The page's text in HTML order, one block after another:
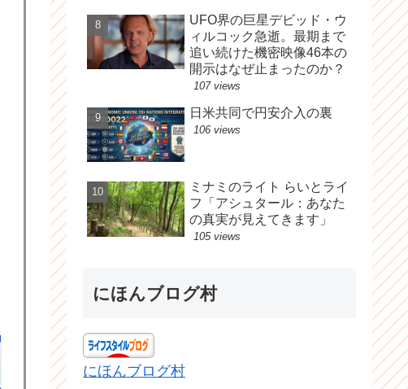
UFO界の巨星デビッド・ウ
ィルコック急逝。最期まで
追い続けた機密映像46本の
開示はなぜ止まったのか？
107 views
日米共同で円安介入の裏
106 views
ミナミのライト らいとライ
フ「アシュタール：あなた
の真実が見えてきます」
105 views
にほんブログ村
にほんブログ村